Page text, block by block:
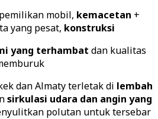
mobil, kemacetan +
yang pesat, konstruksi
yang terhambat dan kualitas
dan Almaty terletak di lembah
sirkulasi udara dan angin yang
polutan untuk tersebar